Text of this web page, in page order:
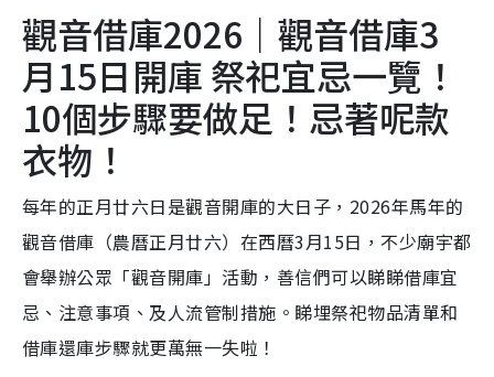
觀音借庫2026｜觀音借庫3
月15日開庫 祭祀宜忌一覽！
10個步驟要做足！忌著呢款
衣物！
每年的正月廿六日是觀音開庫的大日子，2026年馬年的
觀音借庫（農曆正月廿六）在西曆3月15日，不少廟宇都
會舉辦公眾「觀音開庫」活動，善信們可以睇睇借庫宜
忌、注意事項、及人流管制措施。睇埋祭祀物品清單和
借庫還庫步驟就更萬無一失啦！